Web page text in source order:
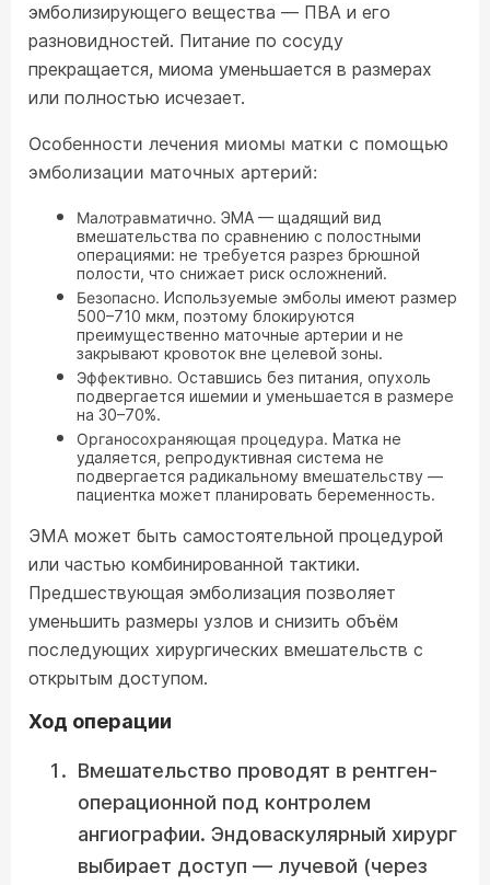
эмболизирующего вещества — ПВА и его
разновидностей. Питание по сосуду
прекращается, миома уменьшается в размерах
или полностью исчезает.
Особенности лечения миомы матки с помощью
эмболизации маточных артерий:
Малотравматично. ЭМА — щадящий вид
вмешательства по сравнению с полостными
операциями: не требуется разрез брюшной
полости, что снижает риск осложнений.
Безопасно. Используемые эмболы имеют размер
500–710 мкм, поэтому блокируются
преимущественно маточные артерии и не
закрывают кровоток вне целевой зоны.
Эффективно. Оставшись без питания, опухоль
подвергается ишемии и уменьшается в размере
на 30–70%.
Органосохраняющая процедура. Матка не
удаляется, репродуктивная система не
подвергается радикальному вмешательству —
пациентка может планировать беременность.
ЭМА может быть самостоятельной процедурой
или частью комбинированной тактики.
Предшествующая эмболизация позволяет
уменьшить размеры узлов и снизить объём
последующих хирургических вмешательств с
открытым доступом.
Ход операции
Вмешательство проводят в рентген-
операционной под контролем
ангиографии. Эндоваскулярный хирург
выбирает доступ — лучевой (через